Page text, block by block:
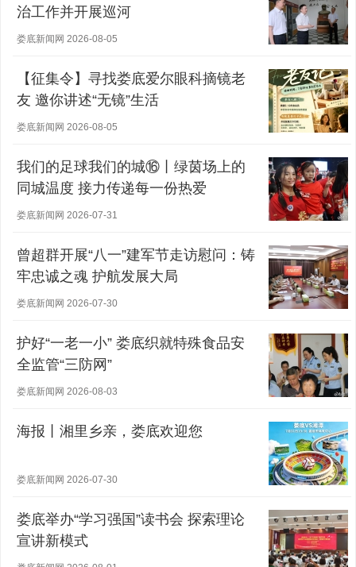
治工作并开展巡河
娄底新闻网 2026-08-05
【征集令】寻找娄底爱尔眼科摘镜老
友 邀你讲述“无镜”生活
娄底新闻网 2026-08-05
我们的足球我们的城⑯丨绿茵场上的
同城温度 接力传递每一份热爱
娄底新闻网 2026-07-31
曾超群开展“八一”建军节走访慰问：铸
牢忠诚之魂 护航发展大局
娄底新闻网 2026-07-30
护好“一老一小” 娄底织就特殊食品安
全监管“三防网”
娄底新闻网 2026-08-03
海报丨湘里乡亲，娄底欢迎您
娄底新闻网 2026-07-30
娄底举办“学习强国”读书会 探索理论
宣讲新模式